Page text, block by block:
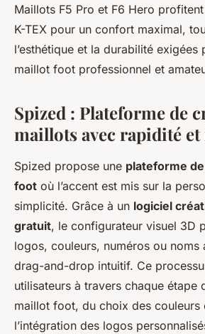
Maillots F5 Pro et F6 Hero
K-TEX pour un confort maximal,
l’esthétique et la durabilité exigées
maillot foot professionnel et
Spized : Plateforme de
maillots avec rapidité
Spized propose une plateforme
foot où l’accent est mis sur la
simplicité. Grâce à un logiciel
gratuit, le configurateur visuel 3D
logos, couleurs, numéros ou noms
drag-and-drop intuitif. Ce
utilisateurs à travers chaque étape
maillot foot, du choix des couleurs
l’intégration des logos